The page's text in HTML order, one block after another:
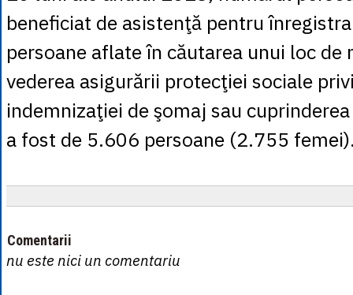
beneficiat de asistenţă pentru
persoane aflate în căutarea unui loc de
vederea asigurării protecţiei sociale
indemnizaţiei de şomaj sau
a fost de 5.606 persoane (2.755
Comentarii
nu este nici un comentariu